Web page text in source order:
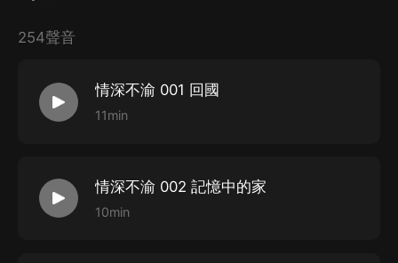
254聲音
情深不渝 001 回國
11min
情深不渝 002 記憶中的家
10min